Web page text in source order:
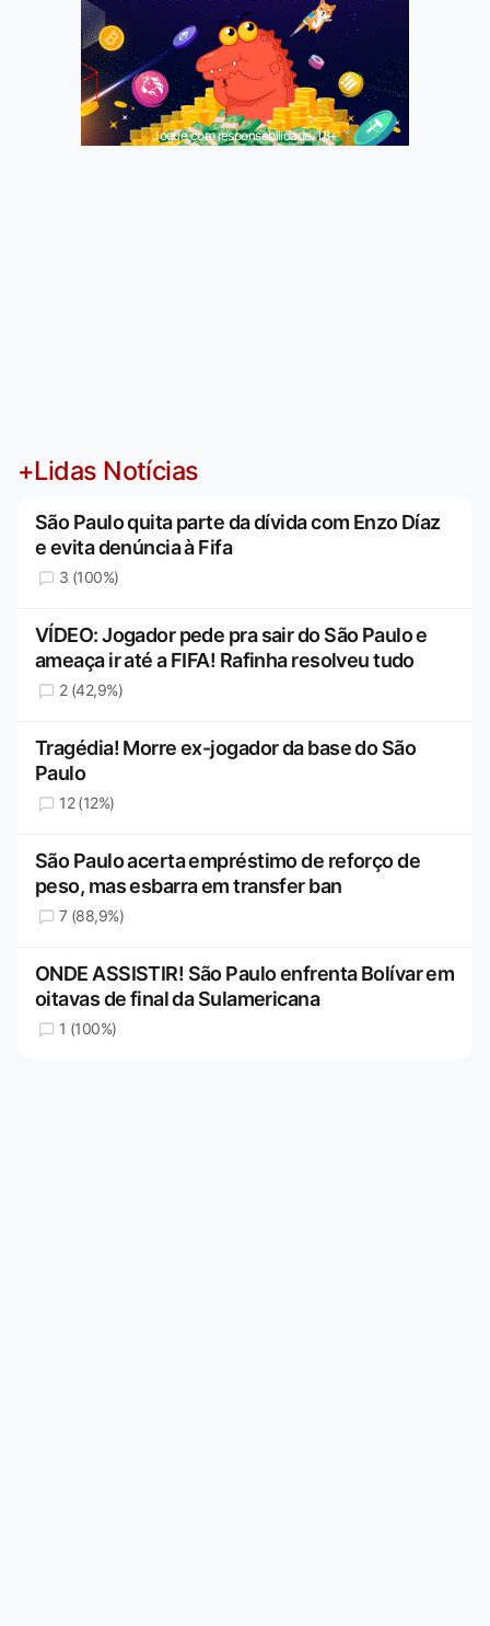
Jogue com responsabilidade. 18+
+Lidas Notícias
São Paulo quita parte da dívida com Enzo Díaz
e evita denúncia à Fifa
3 (100%)
VÍDEO: Jogador pede pra sair do São Paulo e
ameaça ir até a FIFA! Rafinha resolveu tudo
2 (42,9%)
Tragédia! Morre ex-jogador da base do São
Paulo
12 (12%)
São Paulo acerta empréstimo de reforço de
peso, mas esbarra em transfer ban
7 (88,9%)
ONDE ASSISTIR! São Paulo enfrenta Bolívar em
oitavas de final da Sulamericana
1 (100%)